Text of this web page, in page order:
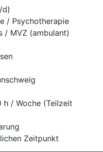
d)
/ Psychotherapie
/ MVZ (ambulant)
/ Woche (Teilzeit
Zeitpunkt